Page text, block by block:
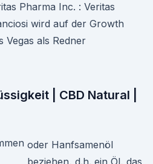
Pharma Inc. : Veritas
wird auf der Growth
Vegas als Redner
| CBD Natural |
oder Hanfsamenöl
beziehen, d.h. ein Öl, das